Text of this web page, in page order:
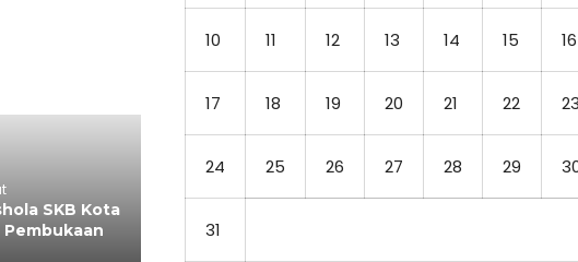
SKB Kota
Pembukaan
10 11 12 13 14 15 16
17 18 19 20 21 22
24 25 26 27 28 29
31